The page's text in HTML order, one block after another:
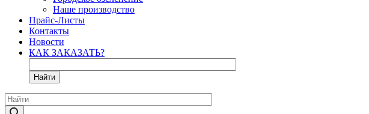
Наше производство
Прайс-Листы
Контакты
Новости
КАК ЗАКАЗАТЬ?
Найти